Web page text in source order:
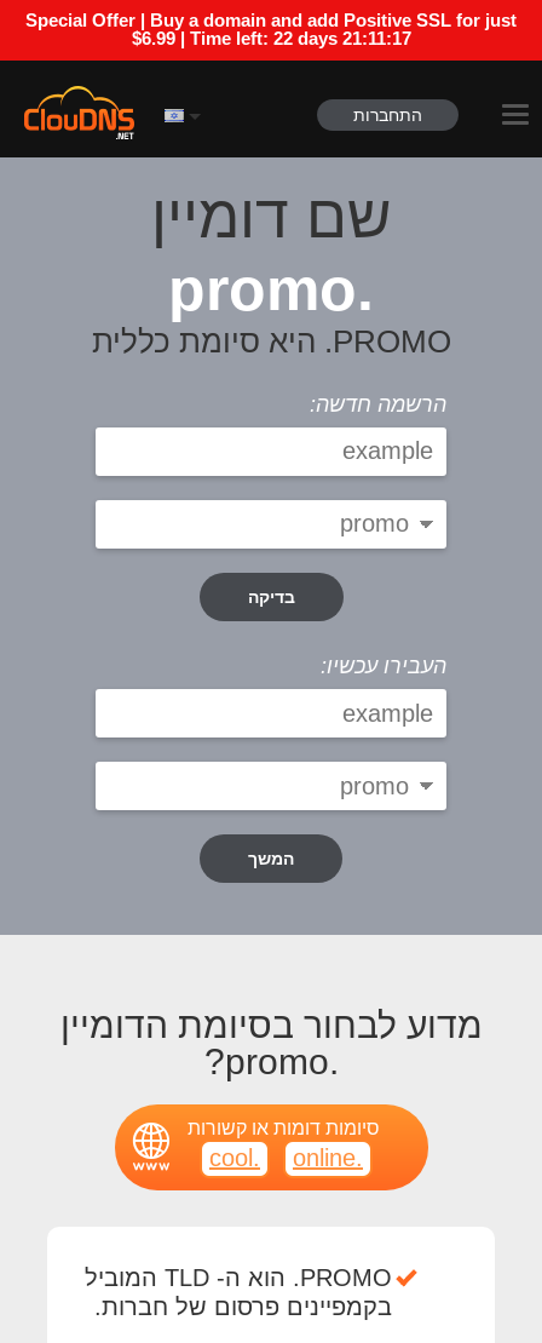
Special Offer | Buy a domain and add Positive SSL for just
$6.99 | Time left: 22 days 21:11:17
התחברות
שם דומיין
.promo
PROMO. היא סיומת כללית
הרשמה חדשה:
בדיקה
העבירו עכשיו:
המשך
מדוע לבחור בסיומת הדומיין
.promo?
סיומות דומות או קשורות
.online
.cool
PROMO. הוא ה- TLD המוביל
בקמפיינים פרסום של חברות.